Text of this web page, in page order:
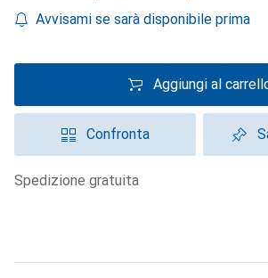
Avvisami se sarà disponibile prima
Aggiungi al
Confronta
spedizione gratuita